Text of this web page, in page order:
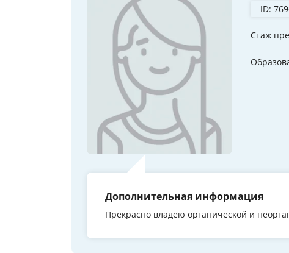
ID:
Стаж
Дополнительная информация
Прекрасно владею органической и